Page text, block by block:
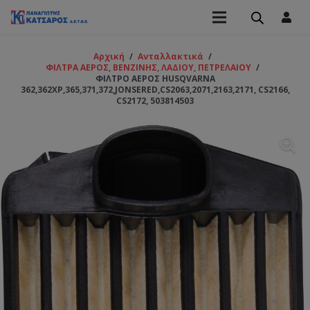
Αρχική / Ανταλλακτικά /
ΦΙΛΤΡΑ ΑΕΡΟΣ, ΒΕΝΖΙΝΗΣ, ΛΑΔΙΟΥ, ΠΕΤΡΕΛΑΙΟΥ /
ΦΙΛΤΡΟ ΑΕΡΟΣ HUSQVARNA
362,362XP,365,371,372,JONSERED,CS2063,2071,2163,2171, CS2166,
CS2172, 503814503